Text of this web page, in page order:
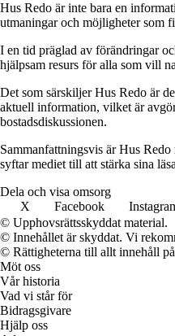
Hus Redo är inte bara en
utmaningar och möjligheter som
I en tid präglad av förändringar
hjälpsam resurs för alla som vill
Det som särskiljer Hus Redo är
aktuell information, vilket är
bostadsdiskussionen.
Sammanfattningsvis är Hus
syftar mediet till att stärka sina
Dela och visa omsorg
X
Facebook
© Upphovsrättsskyddat material.
© Innehållet är skyddat. Vi
© Rättigheterna till allt innehåll
Möt oss
Vår historia
Vad vi står för
Bidragsgivare
Hjälp oss